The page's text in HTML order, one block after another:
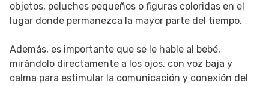
objetos, peluches pequeños o figuras coloridas en el
lugar donde permanezca la mayor parte del tiempo.
Además, es importante que se le hable al bebé,
mirándolo directamente a los ojos, con voz baja y
calma para estimular la comunicación y conexión del